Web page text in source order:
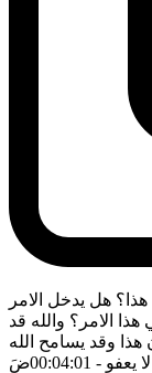
هل يدخل الامر
الامر؟ والله قد
هذا وقد يسامح الله
يعفو - 00:04:01 ضَ